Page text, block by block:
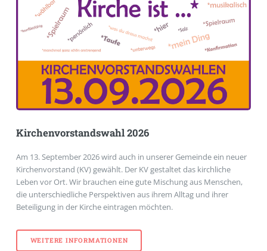
Kirchenvorstandswahl 2026
Am 13. September 2026 wird auch in unserer Gemeinde ein neuer
Kirchenvorstand (KV) gewählt. Der KV gestaltet das kirchliche
Leben vor Ort. Wir brauchen eine gute Mischung aus Menschen,
die unterschiedliche Perspektiven aus ihrem Alltag und ihrer
Beteiligung in der Kirche eintragen möchten.
WEITERE INFORMATIONEN